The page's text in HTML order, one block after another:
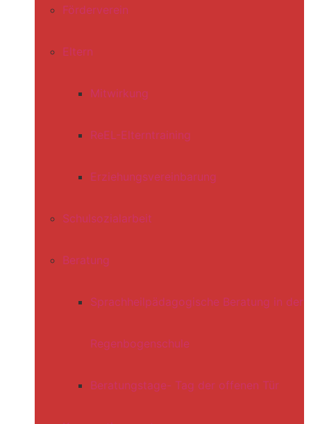
Förderverein
Eltern
Mitwirkung
ReEL-Elterntraining
Erziehungsvereinbarung
Schulsozialarbeit
Beratung
Sprachheilpädagogische Beratung in der
Regenbogenschule
Beratungstage- Tag der offenen Tür